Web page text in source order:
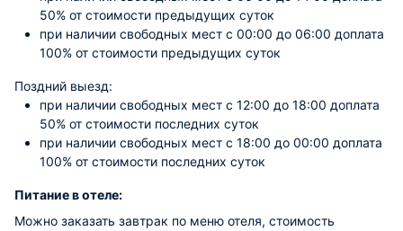
50% от стоимости предыдущих суток
при наличии свободных мест c 00:00 до 06:00 доплата
100% от стоимости предыдущих суток
Поздний выезд:
при наличии свободных мест c 12:00 до 18:00 доплата
50% от стоимости последних суток
при наличии свободных мест c 18:00 до 00:00 доплата
100% от стоимости последних суток
Питание в отеле:
Можно заказать завтрак по меню отеля, стоимость